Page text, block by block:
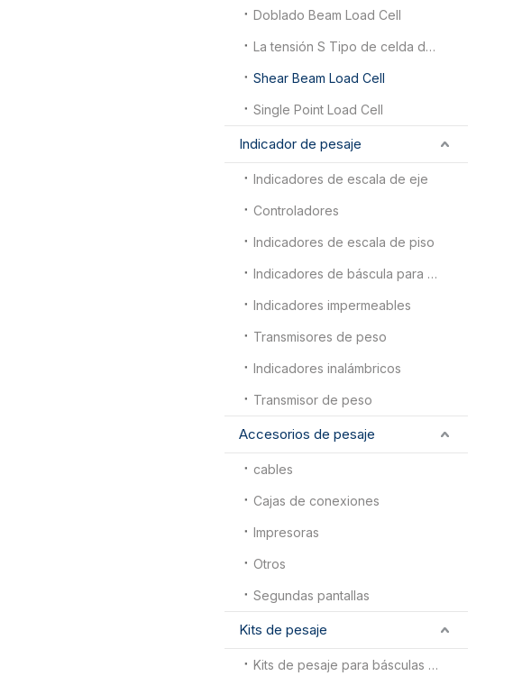
Doblado Beam Load Cell
La tensión S Tipo de celda de carga
Shear Beam Load Cell
Single Point Load Cell
Indicador de pesaje
Indicadores de escala de eje
Controladores
Indicadores de escala de piso
Indicadores de báscula para camiones
Indicadores impermeables
Transmisores de peso
Indicadores inalámbricos
Transmisor de peso
Accesorios de pesaje
cables
Cajas de conexiones
Impresoras
Otros
Segundas pantallas
Kits de pesaje
Kits de pesaje para básculas animales